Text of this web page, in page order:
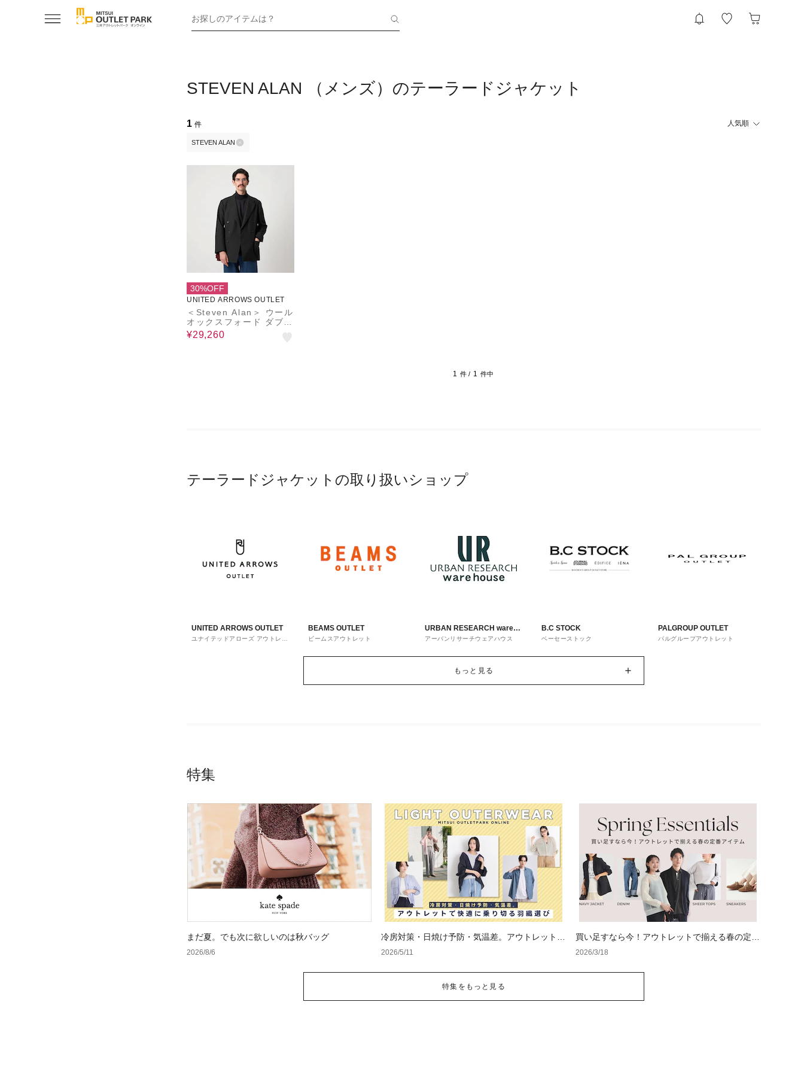
お探しのアイテムは？
STEVEN ALAN （メンズ）のテーラードジャケット
1 件 人気順
STEVEN ALAN
30%OFF
UNITED ARROWS OUTLET
＜Steven Alan＞ ウール
オックスフォード ダブル
ブレステッド 6B ジャケ
ット
¥29,260
1 件 / 1 件中
テーラードジャケットの取り扱いショップ
UNITED ARROWS OUTLET
ユナイテッドアローズ アウトレッ
BEAMS OUTLET
ビームスアウトレット
URBAN RESEARCH ware
house
アーバンリサーチウェアハウス
B.C STOCK
ベーセーストック
PALGROUP OUTLET
パルグループアウトレット
もっと見る
特集
まだ夏。でも次に欲しいのは秋バッグ
2026/8/6
冷房対策・日焼け予防・気温差。アウトレットで
快適に乗り切る羽織り選び
2026/5/11
買い足すなら今！アウトレットで揃える春の定番
アイテム
2026/3/18
特集をもっと見る